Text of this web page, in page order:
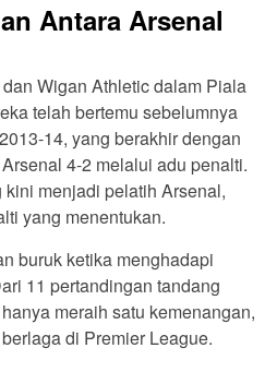
Antara Arsenal
Wigan Athletic dalam Piala
telah bertemu sebelumnya
14, yang berakhir dengan
4-2 melalui adu penalti.
menjadi pelatih Arsenal,
yang menentukan.
buruk ketika menghadapi
11 pertandingan tandang
meraih satu kemenangan,
di Premier League.